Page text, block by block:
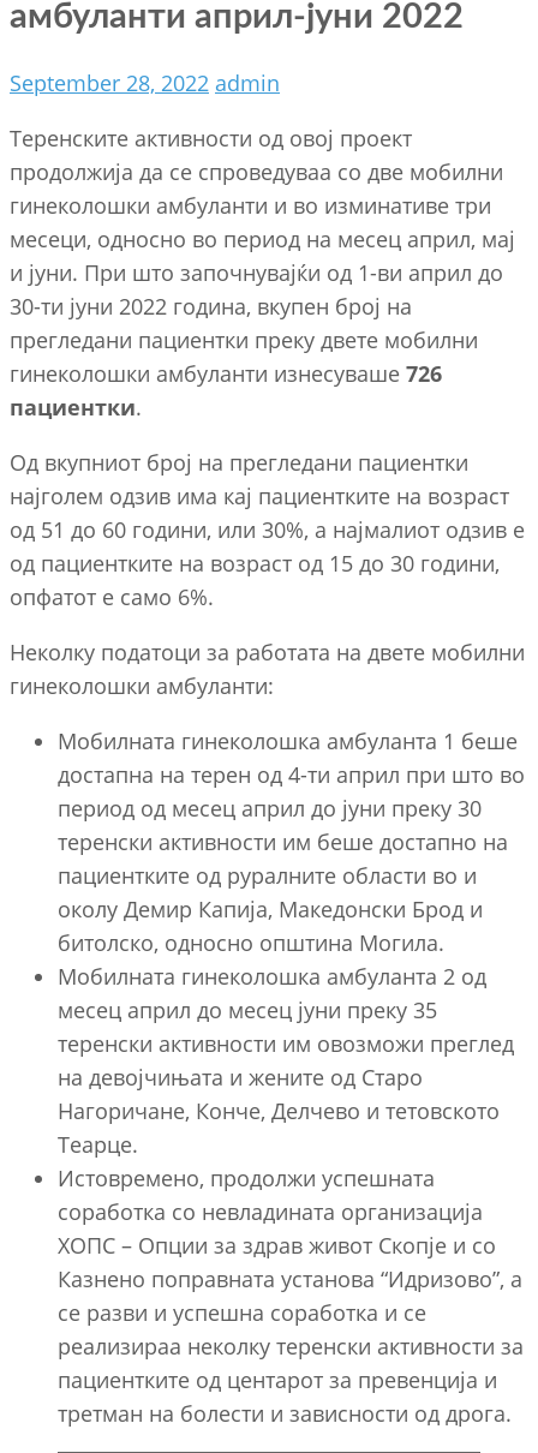
амбуланти април-јуни 2022
September 28, 2022 admin
Tеренските активности од овој проект
продолжија да се спроведуваа со две мобилни
гинеколошки амбуланти и во изминативе три
месеци, односно во период на месец април, мај
и јуни. При што започнувајќи од 1-ви април до
30-ти јуни 2022 година, вкупен број на
прегледани пациентки преку двете мобилни
гинеколошки амбуланти изнесуваше 726
пациентки.
Од вкупниот број на прегледани пациентки
најголем одзив има кај пациентките на возраст
од 51 до 60 години, или 30%, а најмалиот одзив е
од пациентките на возраст од 15 до 30 години,
опфатот е само 6%.
Неколку податоци за работата на двете мобилни
гинеколошки амбуланти:
Мобилната гинеколошка амбуланта 1 беше
достапна на терен од 4-ти април при што во
период од месец април до јуни преку 30
теренски активности им беше достапно на
пациентките од руралните области во и
околу Демир Капија, Македонски Брод и
битолско, односно општинa Могила.
Мобилната гинеколошка амбуланта 2 од
месец април до месец јуни преку 35
теренски активности им овозможи преглед
на девојчињата и жените од Старо
Нагоричане, Конче, Делчево и тетовското
Теарце.
Истовремено, продолжи успешната
соработка со невладината организација
ХОПС – Опции за здрав живот Скопје и со
Казнено поправната установа “Идризово”, а
се разви и успешна соработка и се
реализираа неколку теренски активности за
пациентките од центарот за превенција и
третман на болести и зависности од дрога.